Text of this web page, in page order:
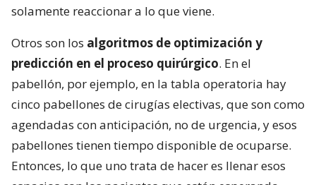
solamente reaccionar a lo que viene.
Otros son los algoritmos de optimización y
predicción en el proceso quirúrgico. En el
pabellón, por ejemplo, en la tabla operatoria hay
cinco pabellones de cirugías electivas, que son como
agendadas con anticipación, no de urgencia, y esos
pabellones tienen tiempo disponible de ocuparse.
Entonces, lo que uno trata de hacer es llenar esos